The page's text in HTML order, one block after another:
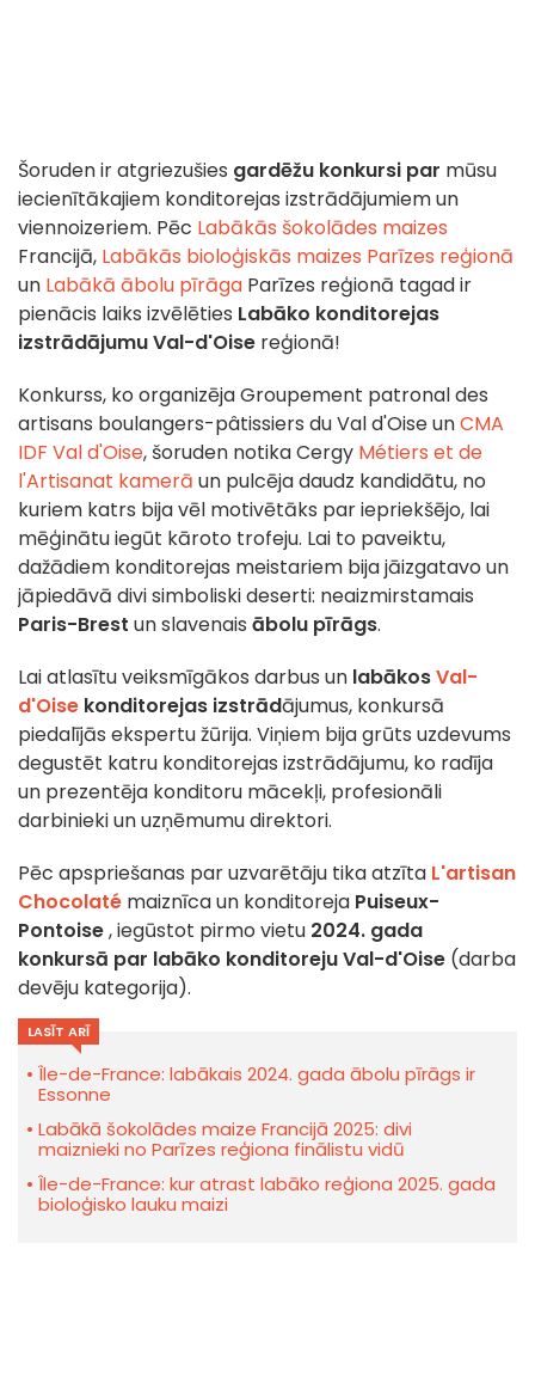
Šoruden ir atgriezušies gardēžu konkursi par mūsu
iecienītākajiem konditorejas izstrādājumiem un
viennoizeriem. Pēc Labākās šokolādes maizes
Francijā, Labākās bioloģiskās maizes Parīzes reģionā
un Labākā ābolu pīrāga Parīzes reģionā tagad ir
pienācis laiks izvēlēties Labāko konditorejas
izstrādājumu Val-d'Oise reģionā!
Konkurss, ko organizēja Groupement patronal des
artisans boulangers-pâtissiers du Val d'Oise unCMA
IDF Val d'Oise, šoruden notika Cergy Métiers et de
l'Artisanat kamerā un pulcēja daudz kandidātu, no
kuriem katrs bija vēl motivētāks par iepriekšējo, lai
mēģinātu iegūt kāroto trofeju. Lai to paveiktu,
dažādiem konditorejas meistariem bija jāizgatavo un
jāpiedāvā divi simboliski deserti: neaizmirstamais
Paris-Brest un slavenais ābolu pīrāgs.
Lai atlasītu veiksmīgākos darbus un labākosVal-
d'Oise konditorejas izstrādājumus, konkursā
piedalījās ekspertu žūrija. Viņiem bija grūts uzdevums
degustēt katru konditorejas izstrādājumu, ko radīja
un prezentēja konditoru mācekļi, profesionāli
darbinieki un uzņēmumu direktori.
Pēc apspriešanas par uzvarētāju tika atzīta L'artisan
Chocolaté maiznīca un konditoreja Puiseux-
Pontoise, iegūstot pirmo vietu 2024. gada
konkursā par labāko konditoreju Val-d'Oise (darba
devēju kategorija).
LASĪT ARĪ
Île-de-France: labākais 2024. gada ābolu pīrāgs ir
Essonne
Labākā šokolādes maize Francijā 2025: divi
maiznieki no Parīzes reģiona finālistu vidū
Île-de-France: kur atrast labāko reģiona 2025. gada
bioloģisko lauku maizi